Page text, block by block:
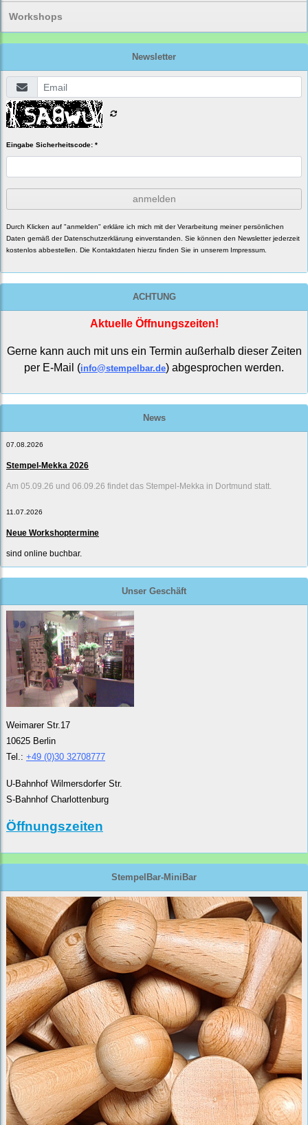
Workshops
Newsletter
Eingabe Sicherheitscode: *
anmelden
Durch Klicken auf "anmelden" erkläre ich mich mit der Verarbeitung meiner persönlichen
Daten gemäß der Datenschutzerklärung einverstanden. Sie können den Newsletter jederzeit
kostenlos abbestellen. Die Kontaktdaten hierzu finden Sie in unserem Impressum.
ACHTUNG
Aktuelle Öffnungszeiten!
Gerne kann auch mit uns ein Termin außerhalb dieser Zeiten
per E-Mail (info@stempelbar.de) abgesprochen werden.
News
07.08.2026
Stempel-Mekka 2026
Am 05.09.26 und 06.09.26 findet das Stempel-Mekka in Dortmund statt.
11.07.2026
Neue Workshoptermine
sind online buchbar.
Unser Geschäft
Weimarer Str.17
10625 Berlin
Tel.: +49 (0)30 32708777
U-Bahnhof Wilmersdorfer Str.
S-Bahnhof Charlottenburg
Öffnungszeiten
StempelBar-MiniBar